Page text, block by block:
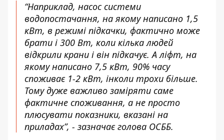
“Наприклад, насос системи
водопостачання, на якому написано 1,5
кВт, в режимі підкачки, фактично може
брати і 300 Вт, коли кілька людей
відкрили крани і він підкачує. А ліфт, на
якому написано 7,5 кВт, 90% часу
споживає 1-2 кВт, інколи трохи більше.
Тому дуже важливо заміряти саме
фактичне споживання, а не просто
плюсувати показники, вказані на
приладах”, - зазначає голова ОСББ.